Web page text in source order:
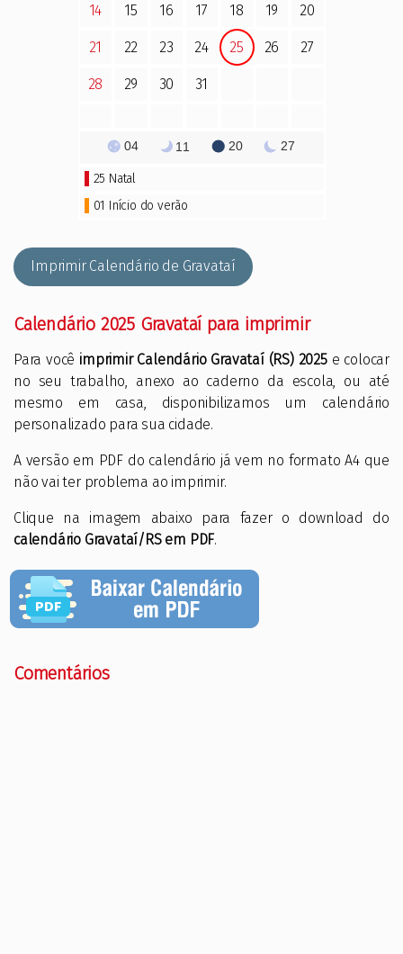
14 15 16 17 18 19 20
21 22 23 24 25 26 27
28 29 30 31
04 11 20 27
25 Natal
01 Início do verão
Imprimir Calendário de Gravataí
Calendário 2025 Gravataí para imprimir
Para você imprimir Calendário Gravataí (RS) 2025e colocar
no seu trabalho, anexo ao caderno da escola, ou até
mesmo em casa, disponibilizamos um calendário
personalizado para sua cidade.
A versão em PDF do calendário já vem no formato A4 que
não vai ter problema ao imprimir.
Clique na imagem abaixo para fazer o download do
calendário Gravataí/RS em PDF.
Comentários